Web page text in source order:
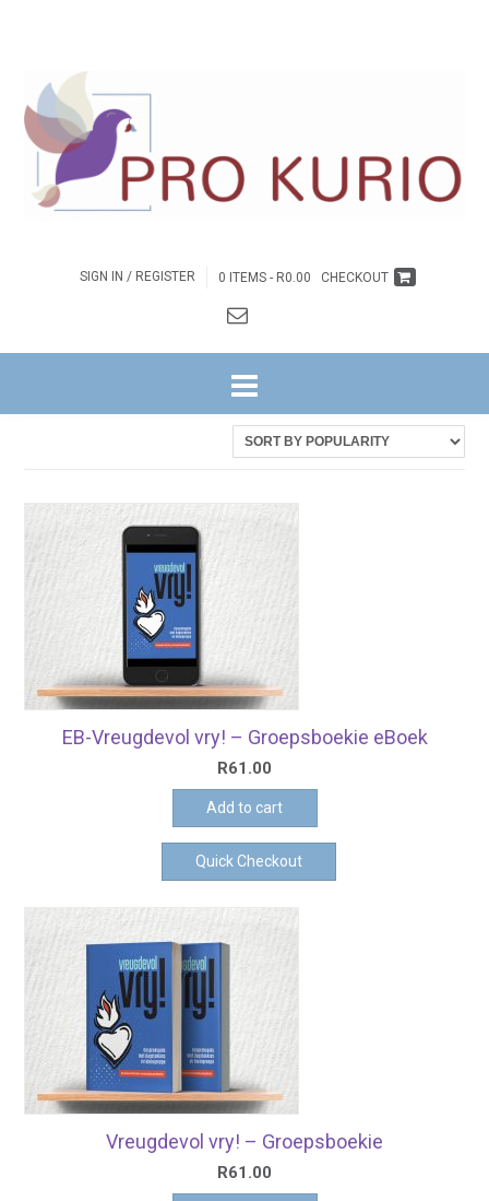
SIGN IN / REGISTER 0 ITEMS - R0.00 CHECKOUT
Sorted
by
EB-Vreugdevol vry! – Groepsboekie eBoek
R61.00
Add to cart
Quick Checkout
Vreugdevol vry! – Groepsboekie
R61.00